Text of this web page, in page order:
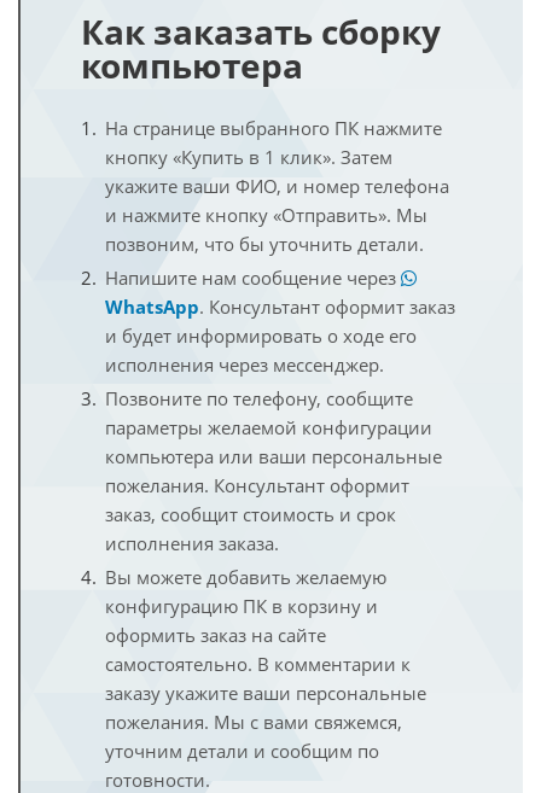
Как заказать сборку
компьютера
На странице выбранного ПК нажмите
кнопку «Купить в 1 клик». Затем
укажите ваши ФИО, и номер телефона
и нажмите кнопку «Отправить». Мы
позвоним, что бы уточнить детали.
Напишите нам сообщение через
WhatsApp. Консультант оформит заказ
и будет информировать о ходе его
исполнения через мессенджер.
Позвоните по телефону, сообщите
параметры желаемой конфигурации
компьютера или ваши персональные
пожелания. Консультант оформит
заказ, сообщит стоимость и срок
исполнения заказа.
Вы можете добавить желаемую
конфигурацию ПК в корзину и
оформить заказ на сайте
самостоятельно. В комментарии к
заказу укажите ваши персональные
пожелания. Мы с вами свяжемся,
уточним детали и сообщим по
готовности.